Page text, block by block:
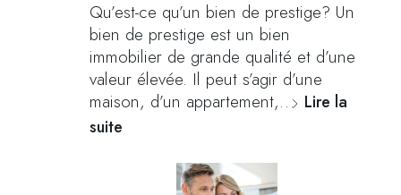
Qu’est-ce qu’un bien de prestige? Un
bien de prestige est un bien
immobilier de grande qualité et d’une
valeur élevée. Il peut s’agir d’une
maison, d’un appartement,… Lire la
suite